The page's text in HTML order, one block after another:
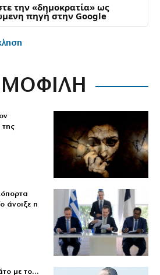
την «δημοκρατία» ως
πηγή στην Google
άνοιξε η
με το…